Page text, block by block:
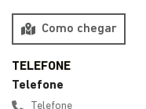
Como chegar
Telefone
Telefone